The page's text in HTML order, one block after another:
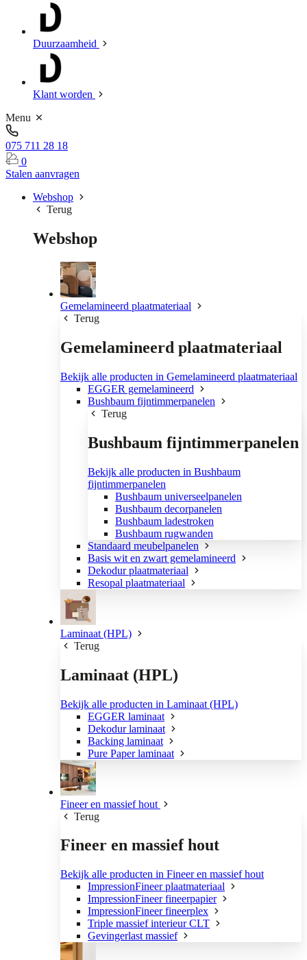
Duurzaamheid
Klant worden
Menu
075 711 28 18
0
Stalen aanvragen
Webshop
Terug
Webshop
Gemelamineerd plaatmateriaal
Terug
Gemelamineerd plaatmateriaal
Bekijk alle producten in Gemelamineerd plaatmateriaal
EGGER gemelamineerd
Bushbaum fijntimmerpanelen
Terug
Bushbaum fijntimmerpanelen
Bekijk alle producten in Bushbaum
fijntimmerpanelen
Bushbaum universeelpanelen
Bushbaum decorpanelen
Bushbaum ladestroken
Bushbaum rugwanden
Standaard meubelpanelen
Basis wit en zwart gemelamineerd
Dekodur plaatmateriaal
Resopal plaatmateriaal
Laminaat (HPL)
Terug
Laminaat (HPL)
Bekijk alle producten in Laminaat (HPL)
EGGER laminaat
Dekodur laminaat
Backing laminaat
Pure Paper laminaat
Fineer en massief hout
Terug
Fineer en massief hout
Bekijk alle producten in Fineer en massief hout
ImpressionFineer plaatmateriaal
ImpressionFineer fineerpapier
ImpressionFineer fineerplex
Triple massief interieur CLT
Gevingerlast massief